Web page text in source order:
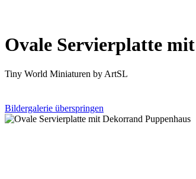
Ovale Servierplatte
Tiny World Miniaturen by ArtSL
Bildergalerie überspringen